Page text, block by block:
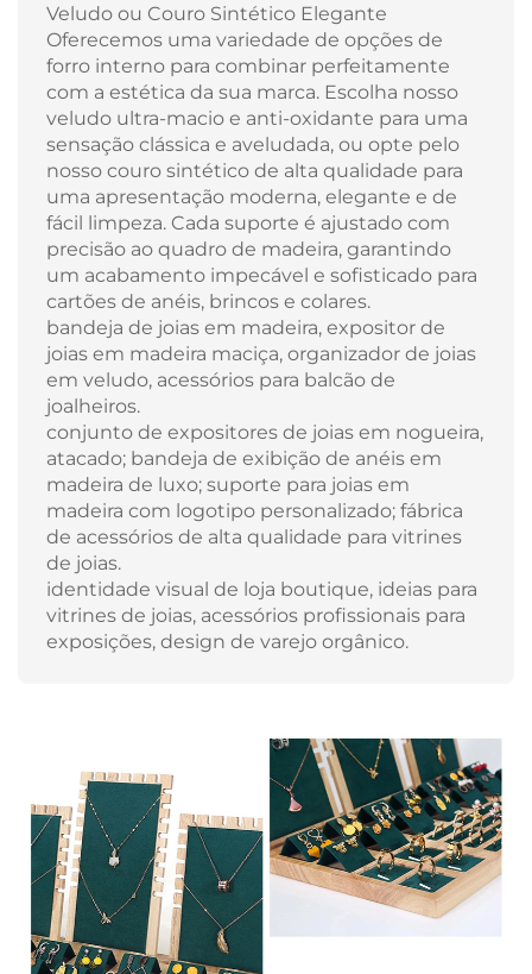
Veludo ou Couro Sintético Elegante
Oferecemos uma variedade de opções de
forro interno para combinar perfeitamente
com a estética da sua marca. Escolha nosso
veludo ultra-macio e anti-oxidante para uma
sensação clássica e aveludada, ou opte pelo
nosso couro sintético de alta qualidade para
uma apresentação moderna, elegante e de
fácil limpeza. Cada suporte é ajustado com
precisão ao quadro de madeira, garantindo
um acabamento impecável e sofisticado para
cartões de anéis, brincos e colares.
bandeja de joias em madeira, expositor de
joias em madeira maciça, organizador de joias
em veludo, acessórios para balcão de
joalheiros.
conjunto de expositores de joias em nogueira,
atacado; bandeja de exibição de anéis em
madeira de luxo; suporte para joias em
madeira com logotipo personalizado; fábrica
de acessórios de alta qualidade para vitrines
de joias.
identidade visual de loja boutique, ideias para
vitrines de joias, acessórios profissionais para
exposições, design de varejo orgânico.